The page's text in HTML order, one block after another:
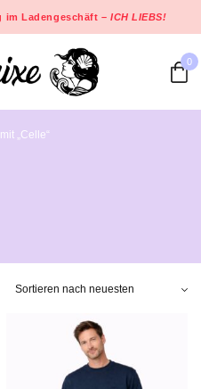
im Ladengeschäft –ICH LIEBS!
0
„Celle“